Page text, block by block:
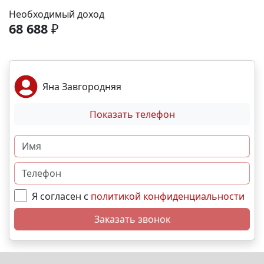
рассрочка от застройщика; Семейная, военная
,базовая,IT- ипотека; Материнский капитал;
Дистанционная покупка. 📞Свяжитесь с нами прямо
вас! N1211
Необходимый доход
68 688 ₽
Яна Завгородняя
Показать телефон
Я согласен с политикой конфиденциальности
Заказать звонок